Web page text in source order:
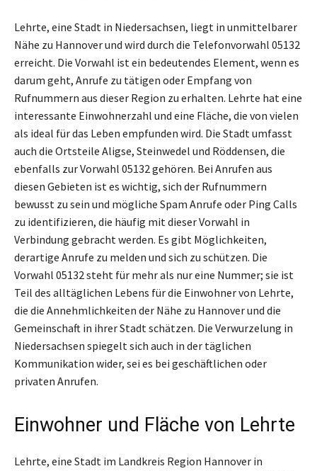
Lehrte, eine Stadt in Niedersachsen, liegt in unmittelbarer
Nähe zu Hannover und wird durch die Telefonvorwahl 05132
erreicht. Die Vorwahl ist ein bedeutendes Element, wenn es
darum geht, Anrufe zu tätigen oder Empfang von
Rufnummern aus dieser Region zu erhalten. Lehrte hat eine
interessante Einwohnerzahl und eine Fläche, die von vielen
als ideal für das Leben empfunden wird. Die Stadt umfasst
auch die Ortsteile Aligse, Steinwedel und Röddensen, die
ebenfalls zur Vorwahl 05132 gehören. Bei Anrufen aus
diesen Gebieten ist es wichtig, sich der Rufnummern
bewusst zu sein und mögliche Spam Anrufe oder Ping Calls
zu identifizieren, die häufig mit dieser Vorwahl in
Verbindung gebracht werden. Es gibt Möglichkeiten,
derartige Anrufe zu melden und sich zu schützen. Die
Vorwahl 05132 steht für mehr als nur eine Nummer; sie ist
Teil des alltäglichen Lebens für die Einwohner von Lehrte,
die die Annehmlichkeiten der Nähe zu Hannover und die
Gemeinschaft in ihrer Stadt schätzen. Die Verwurzelung in
Niedersachsen spiegelt sich auch in der täglichen
Kommunikation wider, sei es bei geschäftlichen oder
privaten Anrufen.
Einwohner und Fläche von Lehrte
Lehrte, eine Stadt im Landkreis Region Hannover in